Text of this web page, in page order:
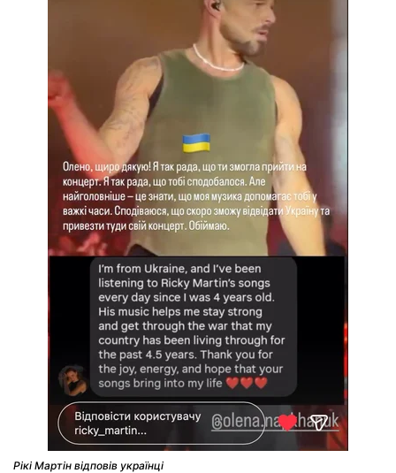
Рікі Мартін відповів українці